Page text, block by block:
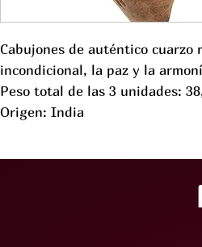
Cabujones de auténtico cuarzo
incondicional, la paz y la
Peso total de las 3 unidades:
Origen: India